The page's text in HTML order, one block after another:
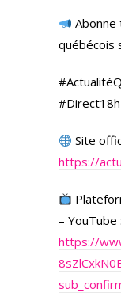
québécois
Site
https://
– YouTube :
https://